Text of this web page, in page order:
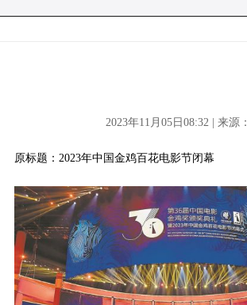
2023年11月05日08:32 | 来源：
原标题：2023年中国金鸡百花电影节闭幕